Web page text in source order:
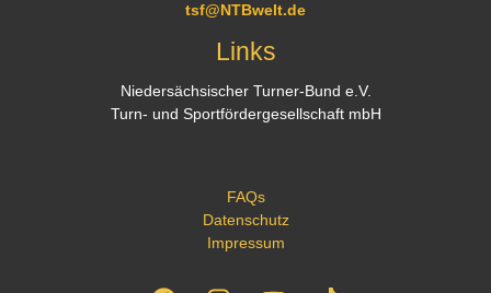
tsf@NTBwelt.de
Links
Niedersächsischer Turner-Bund e.V.
Turn- und Sportfördergesellschaft mbH
FAQs
Datenschutz
Impressum